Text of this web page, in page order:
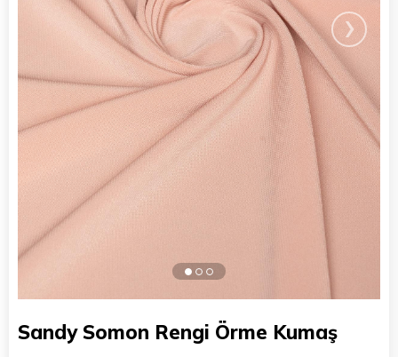
›
Sandy Somon Rengi Örme Kumaş